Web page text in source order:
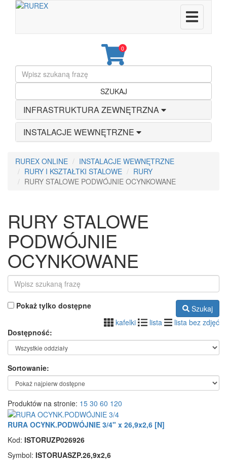
0
SZUKAJ
INFRASTRUKTURA ZEWNĘTRZNA
INSTALACJE WEWNĘTRZNE
RUREX ONLINE
INSTALACJE WEWNĘTRZNE
RURY I KSZTAŁTKI STALOWE
RURY
RURY STALOWE PODWÓJNIE OCYNKOWANE
RURY STALOWE
PODWÓJNIE
OCYNKOWANE
Pokaż tylko dostępne
Szukaj
kafelki
lista
lista bez zdjęć
Dostępność:
Sortowanie:
Produktów na stronie: 15 30 60 120
RURA OCYNK.PODWÓJNIE 3/4" x 26,9x2,6 [N]
Kod: ISTORUZP026926
Symbol: ISTORUASZP.26,9x2,6